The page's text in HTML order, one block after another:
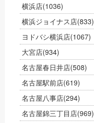
横浜店(1036)
横浜ジョイナス店(833)
ヨドバシ横浜店(1067)
大宮店(934)
名古屋春日井店(508)
名古屋駅前店(619)
名古屋八事店(294)
名古屋錦三丁目店(969)